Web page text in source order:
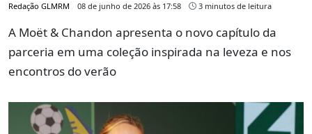
Redação GLMRM 08 de junho de 2026 às 17:58 3 minutos de leitura
A Moët & Chandon apresenta o novo capítulo da
parceria em uma coleção inspirada na leveza e nos
encontros do verão